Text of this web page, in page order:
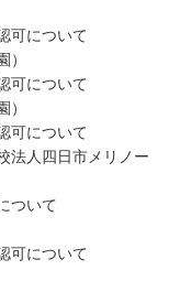
可について
可について
可について
人四日市メリノー
ついて
可について